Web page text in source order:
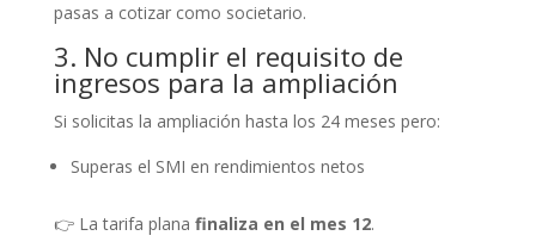
pasas a cotizar como societario.
3. No cumplir el requisito de
ingresos para la ampliación
Si solicitas la ampliación hasta los 24 meses pero:
Superas el SMI en rendimientos netos
👉 La tarifa plana finaliza en el mes 12.